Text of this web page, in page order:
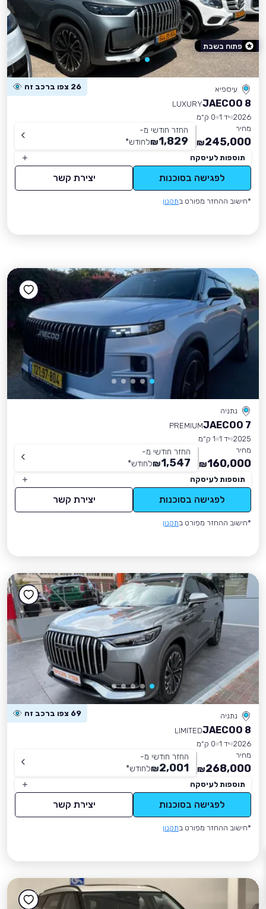
עיספיא 26 צפו ברכב זה
JAECOO 8
LUXURY
2026 יד 1
0 ק״מ
מחיר
245,000
₪
החזר חודשי מ-
1,829
₪לחודש*
תוספות לעיסקה
לפגישה בסוכנות יצירת קשר
*חישוב ההחזר מפורט בתקנון
פתוח בשבת
נתניה
JAECOO 7
PREMIUM
2025 יד 1
1 ק״מ
מחיר
160,000
₪
החזר חודשי מ-
1,547
₪לחודש*
תוספות לעיסקה
לפגישה בסוכנות יצירת קשר
*חישוב ההחזר מפורט בתקנון
נתניה 69 צפו ברכב זה
JAECOO 8
LIMITED
2026 יד 1
0 ק״מ
מחיר
268,000
₪
החזר חודשי מ-
2,001
₪לחודש*
תוספות לעיסקה
לפגישה בסוכנות יצירת קשר
*חישוב ההחזר מפורט בתקנון